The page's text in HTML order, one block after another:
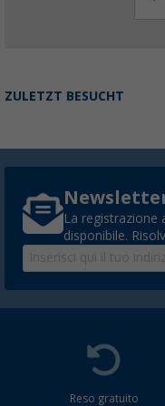
ZULETZT BESUCHT
La registrazione
disponibile.
Reso gratuito